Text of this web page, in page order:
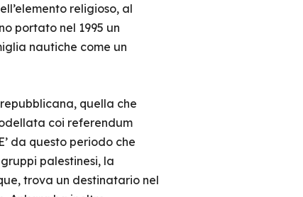
religioso, al
portato nel 1995 un
nautiche come un
quella che
coi referendum
da questo periodo che
palestinesi, la
trova un destinatario nel